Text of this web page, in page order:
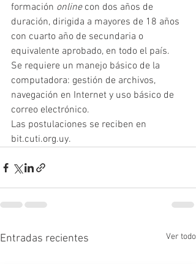
formación online con dos años de
duración, dirigida a mayores de 18 años
con cuarto año de secundaria o
equivalente aprobado, en todo el país.
Se requiere un manejo básico de la
computadora: gestión de archivos,
navegación en Internet y uso básico de
correo electrónico.
Las postulaciones se reciben en
bit.cuti.org.uy.
Entradas recientes Ver todo